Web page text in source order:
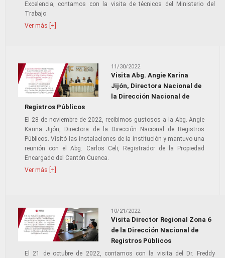
Excelencia, contamos con la visita de técnicos del Ministerio del
Trabajo
Ver más [+]
11/30/2022
Visita Abg. Angie Karina
Jijón, Directora Nacional de
la Dirección Nacional de
Registros Públicos
El 28 de noviembre de 2022, recibimos gustosos a la Abg. Angie
Karina Jijón, Directora de la Dirección Nacional de Registros
Públicos. Visitó las instalaciones de la institución y mantuvo una
reunión con el Abg. Carlos Celi, Registrador de la Propiedad
Encargado del Cantón Cuenca.
Ver más [+]
10/21/2022
Visita Director Regional Zona 6
de la Dirección Nacional de
Registros Públicos
El 21 de octubre de 2022, contamos con la visita del Dr. Freddy